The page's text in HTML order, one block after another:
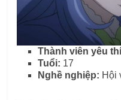
Thành viên yêu
Tuổi: 17
Nghề nghiệp: Hội